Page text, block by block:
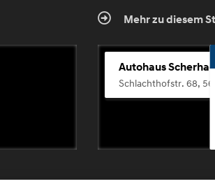
Mehr zu diesem
Autohaus Scherhag
Schlachthofstr. 68,